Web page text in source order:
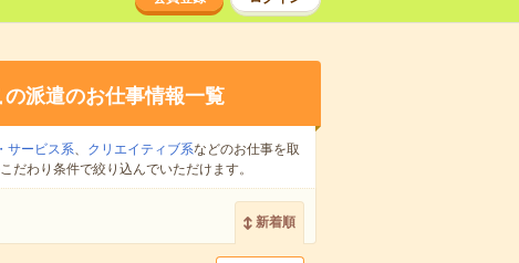
の派遣のお仕事情報一覧
サービス系、 クリエイティブ系などのお仕事を取
だわり条件で絞り込んでいただけます。
新着順